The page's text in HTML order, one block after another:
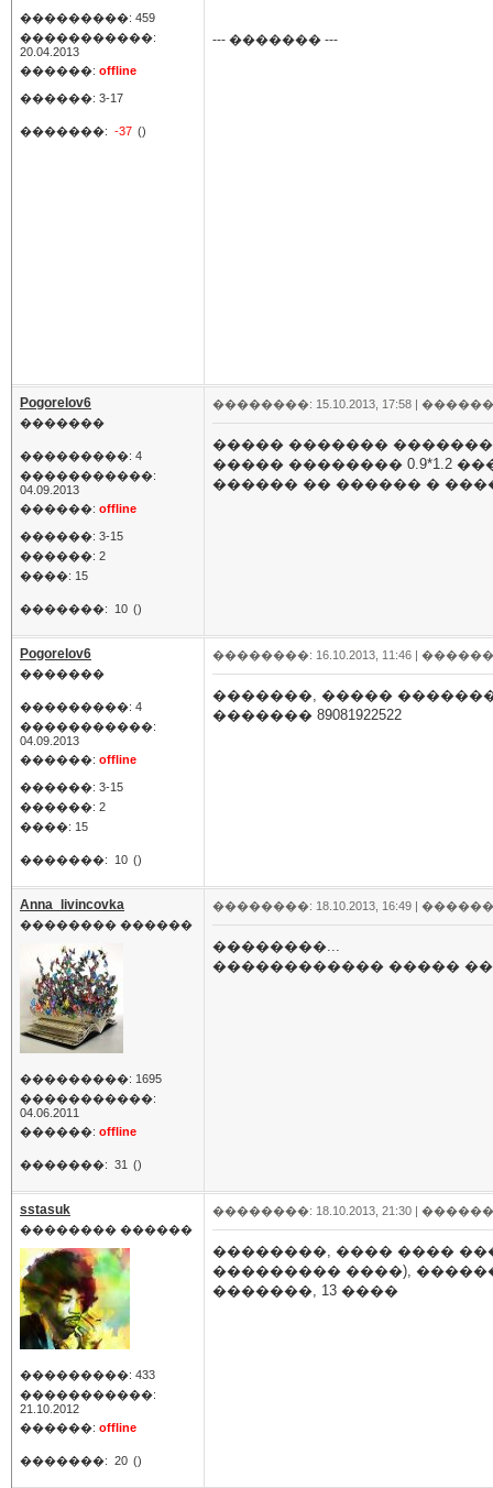
���������: 459
�����������:
20.04.2013
������: offline
������: 3-17
�������: -37 ()
--- ������� ---
Pogorelov6
�������
���������: 4
�����������:
04.09.2013
������: offline
������: 3-15
������: 2
����: 15
�������: 10 ()
��������: 15.10.2013, 17:58 |
����� �������
����� �������� 0.9*1.2
������ �� ������ �
Pogorelov6
�������
���������: 4
�����������:
04.09.2013
������: offline
������: 3-15
������: 2
����: 15
�������: 10 ()
��������: 16.10.2013, 11:46 |
�������, ����� �������
������� 89081922522
Anna_livincovka
�������� ������
���������: 1695
�����������:
04.06.2011
������: offline
�������: 31 ()
��������: 18.10.2013, 16:49 |
��������...
������������ �����
sstasuk
�������� ������
���������: 433
�����������:
21.10.2012
������: offline
�������: 20 ()
��������: 18.10.2013, 21:30 |
��������, ���� ����
��������� ����),
�������, 13 ����